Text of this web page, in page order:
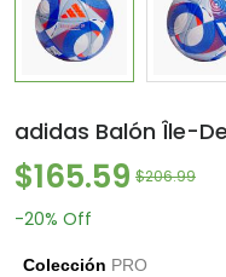
adidas Balón Île-
$165.59 $206.99
-20% Off
Colección PRO